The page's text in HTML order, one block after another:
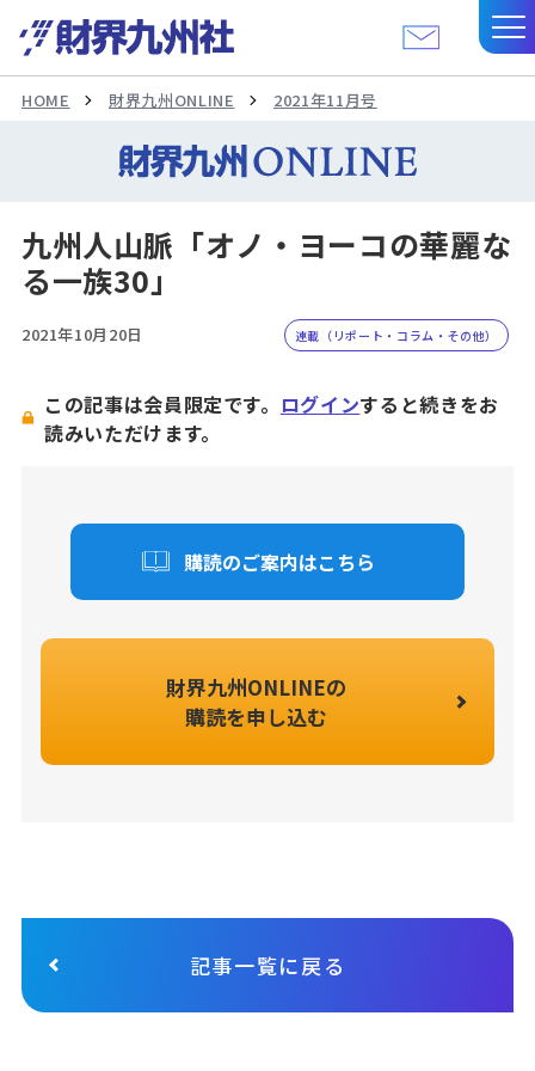
HOME 財界九州ONLINE 2021年11月号
九州人山脈「オノ・ヨーコの華麗な
る一族30」
2021年10月20日 連載（リポート・コラム・その他）
この記事は会員限定です。 ログインすると続きをお
読みいただけます。
購読のご案内はこちら
財界九州ONLINEの
購読を申し込む
記事一覧に戻る